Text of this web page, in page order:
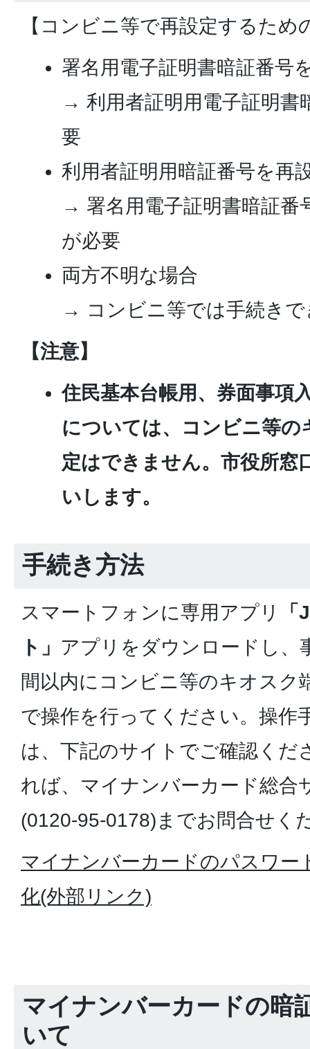
【コンビニ等で再設定するため
署名用電子証明書暗証番号
→ 利用者証明用電子証明書
要
利用者証明用暗証番号を再
→ 署名用電子証明書暗証番
が必要
両方不明な場合
→ コンビニ等では手続き
【注意】
住民基本台帳用、券面事項
については、コンビニ等の
定はできません。市役所窓
いします。
手続き方法
スマートフォンに専用アプリ
ト」 アプリをダウンロードし、
間以内にコンビニ等のキオスク
で操作を行ってください。操作
は、下記のサイトでご確認くだ
れば、マイナンバーカード総合
(0120-95-0178)までお問合せく
マイナンバーカードのパスワー
化(外部リンク)
マイナンバーカードの暗
いて